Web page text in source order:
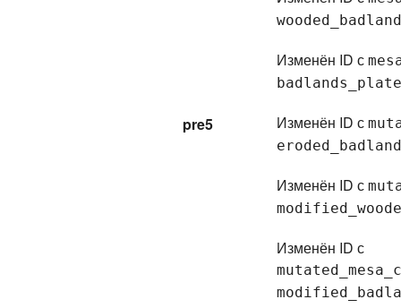
pre5
Изменён ID с
Изменён ID с
Изменён ID с
Изменён ID с